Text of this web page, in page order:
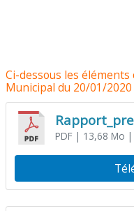
Ci-dessous les éléments
Municipal du 20/01/2020
PDF| 13,68 Mo